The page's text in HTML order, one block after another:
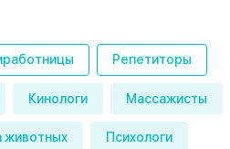
Репетиторы
Кинологи Массажисты
Психологи